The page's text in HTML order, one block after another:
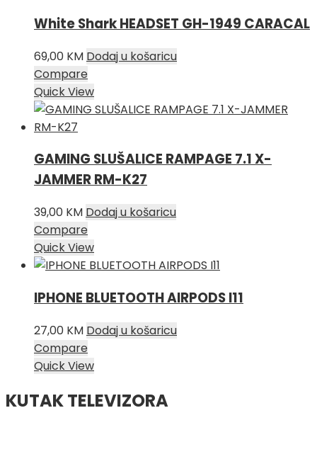
White Shark HEADSET GH-1949 CARACAL
69,00 KM Dodaj u košaricu
Compare
Quick View
GAMING SLUŠALICE RAMPAGE 7.1 X-
JAMMER RM-K27
39,00 KM Dodaj u košaricu
Compare
Quick View
IPHONE BLUETOOTH AIRPODS I11
27,00 KM Dodaj u košaricu
Compare
Quick View
KUTAK TELEVIZORA